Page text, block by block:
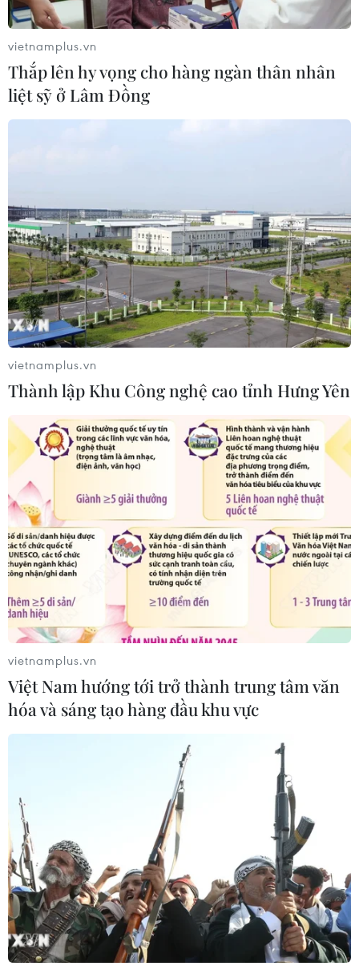
vietnamplus.vn
Thắp lên hy vọng cho hàng ngàn thân nhân
liệt sỹ ở Lâm Đồng
vietnamplus.vn
Thành lập Khu Công nghệ cao tỉnh Hưng Yên
vietnamplus.vn
Việt Nam hướng tới trở thành trung tâm văn
hóa và sáng tạo hàng đầu khu vực